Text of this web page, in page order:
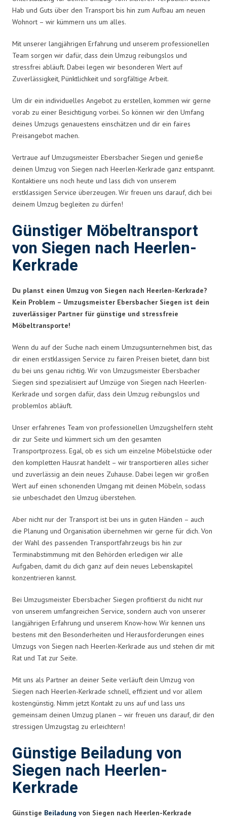
Hab und Guts über den Transport bis hin zum Aufbau am neuen
Wohnort – wir kümmern uns um alles.
Mit unserer langjährigen Erfahrung und unserem professionellen
Team sorgen wir dafür, dass dein Umzug reibungslos und
stressfrei abläuft. Dabei legen wir besonderen Wert auf
Zuverlässigkeit, Pünktlichkeit und sorgfältige Arbeit.
Um dir ein individuelles Angebot zu erstellen, kommen wir gerne
vorab zu einer Besichtigung vorbei. So können wir den Umfang
deines Umzugs genauestens einschätzen und dir ein faires
Preisangebot machen.
Vertraue auf Umzugsmeister Ebersbacher Siegen und genieße
deinen Umzug von Siegen nach Heerlen-Kerkrade ganz entspannt.
Kontaktiere uns noch heute und lass dich von unserem
erstklassigen Service überzeugen. Wir freuen uns darauf, dich bei
deinem Umzug begleiten zu dürfen!
Günstiger Möbeltransport
von Siegen nach Heerlen-
Kerkrade
Du planst einen Umzug von Siegen nach Heerlen-Kerkrade?
Kein Problem – Umzugsmeister Ebersbacher Siegen ist dein
zuverlässiger Partner für günstige und stressfreie
Möbeltransporte!
Wenn du auf der Suche nach einem Umzugsunternehmen bist, das
dir einen erstklassigen Service zu fairen Preisen bietet, dann bist
du bei uns genau richtig. Wir von Umzugsmeister Ebersbacher
Siegen sind spezialisiert auf Umzüge von Siegen nach Heerlen-
Kerkrade und sorgen dafür, dass dein Umzug reibungslos und
problemlos abläuft.
Unser erfahrenes Team von professionellen Umzugshelfern steht
dir zur Seite und kümmert sich um den gesamten
Transportprozess. Egal, ob es sich um einzelne Möbelstücke oder
den kompletten Hausrat handelt – wir transportieren alles sicher
und zuverlässig an dein neues Zuhause. Dabei legen wir großen
Wert auf einen schonenden Umgang mit deinen Möbeln, sodass
sie unbeschadet den Umzug überstehen.
Aber nicht nur der Transport ist bei uns in guten Händen – auch
die Planung und Organisation übernehmen wir gerne für dich. Von
der Wahl des passenden Transportfahrzeugs bis hin zur
Terminabstimmung mit den Behörden erledigen wir alle
Aufgaben, damit du dich ganz auf dein neues Lebenskapitel
konzentrieren kannst.
Bei Umzugsmeister Ebersbacher Siegen profitierst du nicht nur
von unserem umfangreichen Service, sondern auch von unserer
langjährigen Erfahrung und unserem Know-how. Wir kennen uns
bestens mit den Besonderheiten und Herausforderungen eines
Umzugs von Siegen nach Heerlen-Kerkrade aus und stehen dir mit
Rat und Tat zur Seite.
Mit uns als Partner an deiner Seite verläuft dein Umzug von
Siegen nach Heerlen-Kerkrade schnell, effizient und vor allem
kostengünstig. Nimm jetzt Kontakt zu uns auf und lass uns
gemeinsam deinen Umzug planen – wir freuen uns darauf, dir den
stressigen Umzugstag zu erleichtern!
Günstige Beiladung von
Siegen nach Heerlen-
Kerkrade
Günstige Beiladung von Siegen nach Heerlen-Kerkrade